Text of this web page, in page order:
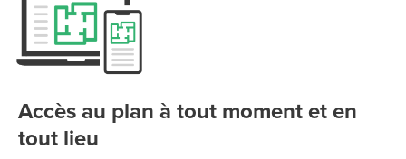
Accès au plan à tout moment et en
tout lieu